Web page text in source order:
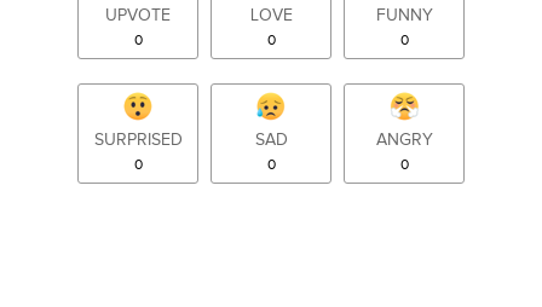
UPVOTE
0
LOVE
0
FUNNY
0
SURPRISED
0
SAD
0
ANGRY
0